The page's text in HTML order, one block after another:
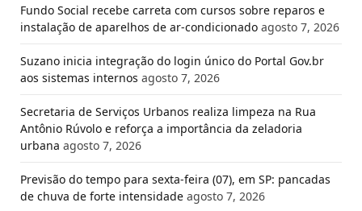
Fundo Social recebe carreta com cursos sobre reparos e
instalação de aparelhos de ar-condicionado agosto 7, 2026
Suzano inicia integração do login único do Portal Gov.br
aos sistemas internos agosto 7, 2026
Secretaria de Serviços Urbanos realiza limpeza na Rua
Antônio Rúvolo e reforça a importância da zeladoria
urbana agosto 7, 2026
Previsão do tempo para sexta-feira (07), em SP: pancadas
de chuva de forte intensidade agosto 7, 2026